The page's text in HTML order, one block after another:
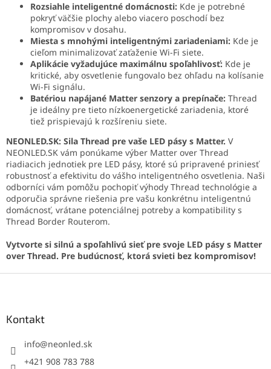
Rozsiahle inteligentné domácnosti: Kde je potrebné
pokryť väčšie plochy alebo viacero poschodí bez
kompromisov v dosahu.
Miesta s mnohými inteligentnými zariadeniami: Kde je
cieľom minimalizovať zaťaženie Wi-Fi siete.
Aplikácie vyžadujúce maximálnu spoľahlivosť: Kde je
kritické, aby osvetlenie fungovalo bez ohľadu na kolísanie
Wi-Fi signálu.
Batériou napájané Matter senzory a prepínače: Thread
je ideálny pre tieto nízkoenergetické zariadenia, ktoré
tiež prispievajú k rozšíreniu siete.
NEONLED.SK: Sila Thread pre vaše LED pásy s Matter. V
NEONLED.SK vám ponúkame výber Matter over Thread
riadiacich jednotiek pre LED pásy, ktoré sú pripravené priniesť
robustnosť a efektivitu do vášho inteligentného osvetlenia. Naši
odborníci vám pomôžu pochopiť výhody Thread technológie a
odporučia správne riešenia pre vašu konkrétnu inteligentnú
domácnosť, vrátane potenciálnej potreby a kompatibility s
Thread Border Routerom.
Vytvorte si silnú a spoľahlivú sieť pre svoje LED pásy s Matter
over Thread. Pre budúcnosť, ktorá svieti bez kompromisov!
Kontakt
info@neonled.sk
+421 908 783 788